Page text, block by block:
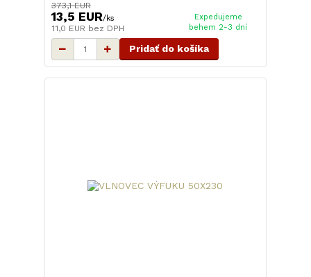
373,1 EUR
13,5 EUR/ks
11,0 EUR bez DPH
Expedujeme
behem 2-3 dní
Pridať do košíka